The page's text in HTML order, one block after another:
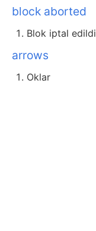
block aborted
Blok iptal edildi
arrows
Oklar